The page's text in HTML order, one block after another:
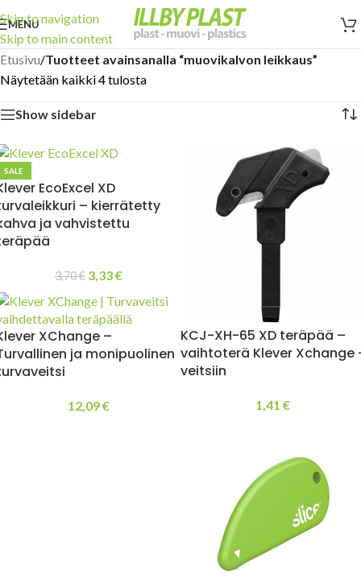
Skip to navigation
Skip to main content
MENU
Etusivu/Tuotteet avainsanalla “muovikalvon leikkaus”
Näytetään kaikki 4 tulosta
Show sidebar
SALE
EcoExcel XD
– kierrätetty
ja vahvistettu
3,70€ 3,33€
KCJ-XH-65 XD teräpää –
vaihtoterä Klever Xchange
veitsiin
1,41 €
XChange –
ja monipuolinen
12,09€